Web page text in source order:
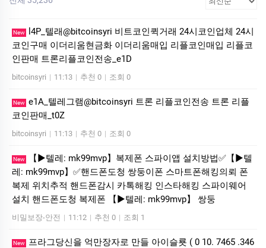
New
l4P_텔래@bitcoinsyri 비트코인퀵거래 24시코인업체 24시
코인구매 이더리움현금화 이더리움매입 리플코인매입 리플코
인판매 트론리플코인전송_e1D
bitcoinsyri | 11:13 | 추천 0 | 조회 0
New e1A_텔레그램@bitcoinsyri 트론 리플코인전송 트론 리플
코인판매_t0Z
bitcoinsyri | 11:13 | 추천 0 | 조회 0
New
【▶텔레: mk99mvp】복제폰 스파이앱 설치방법✅【▶텔
레: mk99mvp】✅핸드폰도청 쌍둥이폰 스마트폰해킹의뢰 폰
복제 위치추적 핸드폰감시 카톡해킹 인스타해킹 스파이웨어
설치 핸드폰도청 복제폰 【▶텔레: mk99mvp】 쌍둥
비밀보장-안전 | 11:12 | 추천 0 | 조회 1
New
프라그당신을 억만장자로 만들 아이슬룟 ( 0 10. 7465 .346